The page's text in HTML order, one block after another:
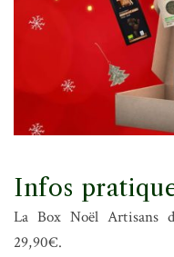
Infos
La Box Noël Artisans
29,90€.